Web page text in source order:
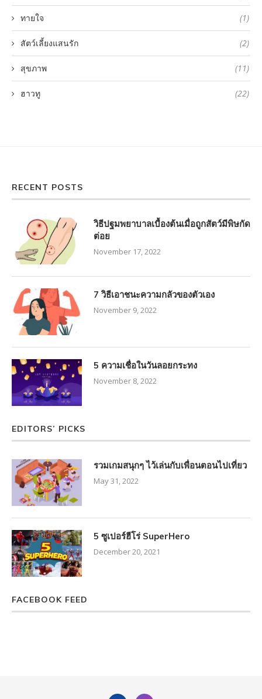
ทายใจ (1)
สัตว์เลี้ยงแสนรัก (2)
สุขภาพ (11)
ฮาวทู (22)
RECENT POSTS
วิธีปฐมพยาบาลเบื้องต้นเมื่อถูกสัตว์มีพิษกัด
ต่อย
November 17, 2022
7 วิธีเอาชนะความกลัวของตัวเอง
November 9, 2022
5 ความเชื่อในวันลอยกระทง
November 8, 2022
EDITORS’ PICKS
รวมเกมสนุกๆ ไว้เล่นกับเพื่อนตอนไปเที่ยว
May 31, 2022
5 ซูเปอร์ฮีโร่ SuperHero
December 20, 2021
FACEBOOK FEED